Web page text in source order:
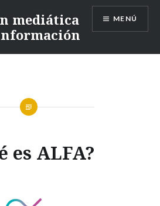
mediática
MENÚ
es ALFA?